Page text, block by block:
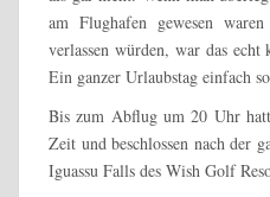
am Flughafen gewesen
verlassen würden, war das
Ein ganzer Urlaubstag einfach
Bis zum Abflug um 20 Uhr
Zeit und beschlossen nach der
Iguassu Falls des Wish Golf